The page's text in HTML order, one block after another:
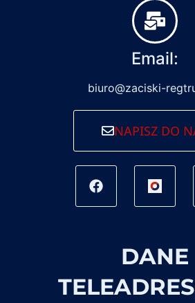
Email:
biuro@zaciski-
NAPISZ DO
DANE